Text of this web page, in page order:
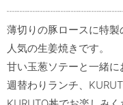
薄切りの豚ロースに特
人気の生姜焼きです。
甘い玉葱ソテーと一緒
週替わりランチ、